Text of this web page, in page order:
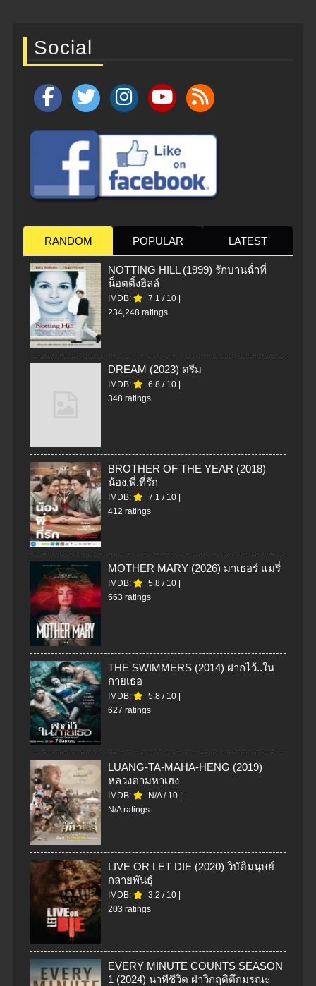
Social
RANDOM POPULAR LATEST
NOTTING HILL (1999) รักบานฉ่ำที่
น็อตติ้งฮิลล์
IMDB: 7.1 / 10 |
234,248 ratings
DREAM (2023) ดรีม
IMDB: 6.8 / 10 |
348 ratings
BROTHER OF THE YEAR (2018)
น้อง.พี่.ที่รัก
IMDB: 7.1 / 10 |
412 ratings
MOTHER MARY (2026) มาเธอร์ แมรี่
IMDB: 5.8 / 10 |
563 ratings
THE SWIMMERS (2014) ฝากไว้..ใน
กายเธอ
IMDB: 5.8 / 10 |
627 ratings
LUANG-TA-MAHA-HENG (2019)
หลวงตามหาเฮง
IMDB: N/A/ 10 |
N/A ratings
LIVE OR LET DIE (2020) วิบัติมนุษย์
กลายพันธุ์
IMDB: 3.2 / 10 |
203 ratings
EVERY MINUTE COUNTS SEASON
1 (2024) นาทีชีวิต ฝ่าวิกฤติตึกมรณะ